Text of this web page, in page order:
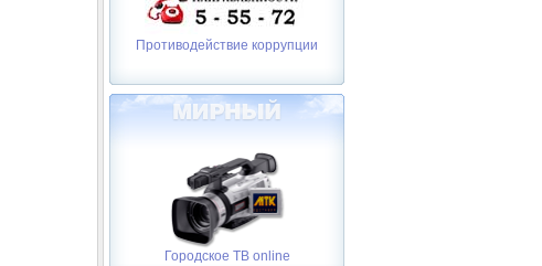
Противодействие коррупции
Городское ТВ online